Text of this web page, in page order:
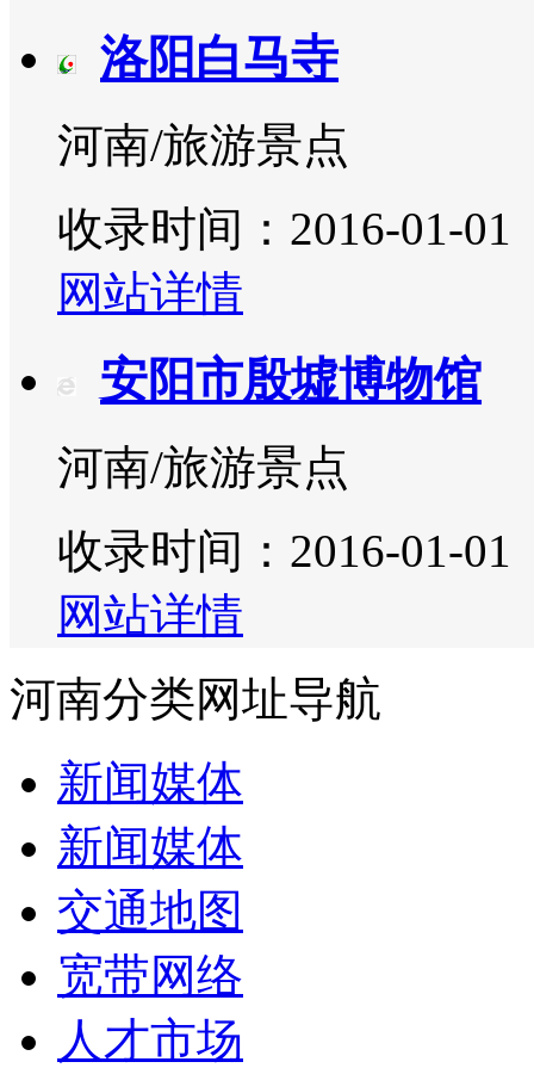
洛阳白马寺
河南/旅游景点
收录时间：2016-01-01
网站详情
安阳市殷墟博物馆
河南/旅游景点
收录时间：2016-01-01
网站详情
河南分类网址导航
新闻媒体
新闻媒体
交通地图
宽带网络
人才市场